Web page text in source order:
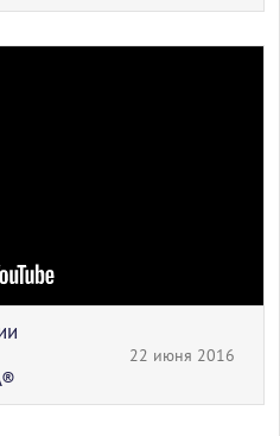
22 июня 2016